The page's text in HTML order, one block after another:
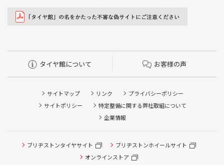
タイヤ館について お客様の声
サイトマップ リンク
プライバシーポリシー
サイトポリシー
特定整備に関する弊社取組について
企業情報
ブリヂストンタイヤサイト
ブリヂストンホイールサイト
オンラインストア
タイヤ点検・安全点検/タイヤ履き替え/オイル交換/その他
ピット作業の予約